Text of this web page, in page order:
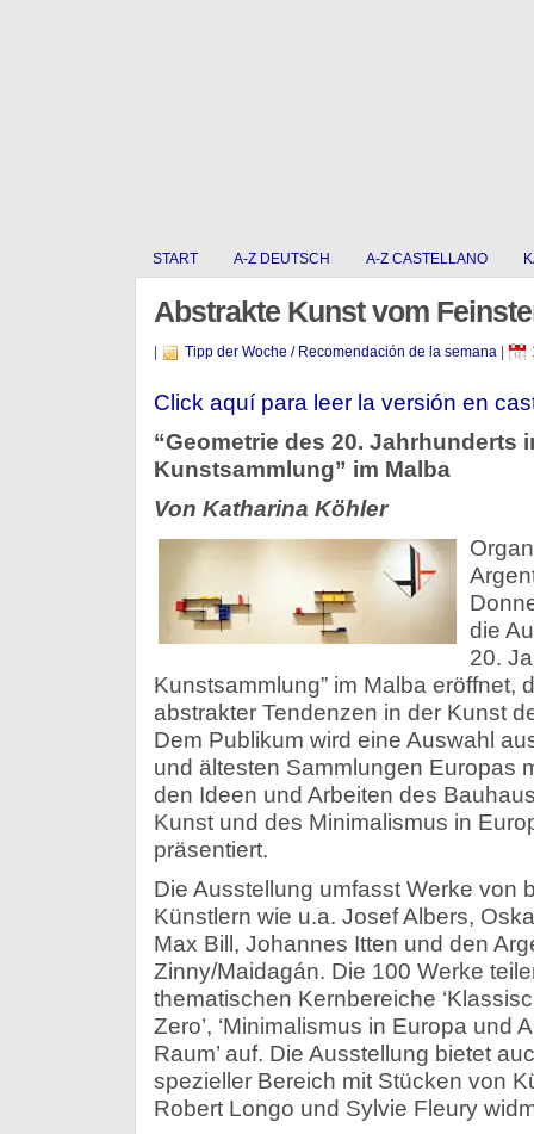
START A-Z DEUTSCH A-Z CASTELLANO
Abstrakte Kunst vom
Tipp der Woche / Recomendación de la semana|
Click aquí para leer la versión en
“Geometrie des 20. Jahrhunderts
Kunstsammlung” im Malba
Von Katharina Köhler
die
20.
Kunstsammlung” im Malba eröffnet,
abstrakter Tendenzen in der Kunst
Dem Publikum wird eine Auswahl
und ältesten Sammlungen Europas
den Ideen und Arbeiten des
Kunst und des Minimalismus in
präsentiert.
Die Ausstellung umfasst Werke von
Künstlern wie u.a. Josef Albers,
Max Bill, Johannes Itten und den
Zinny/Maidagán. Die 100 Werke
thematischen Kernbereiche
Zero’, ‘Minimalismus in Europa und
Raum’ auf. Die Ausstellung bietet
spezieller Bereich mit Stücken von
Robert Longo und Sylvie Fleury